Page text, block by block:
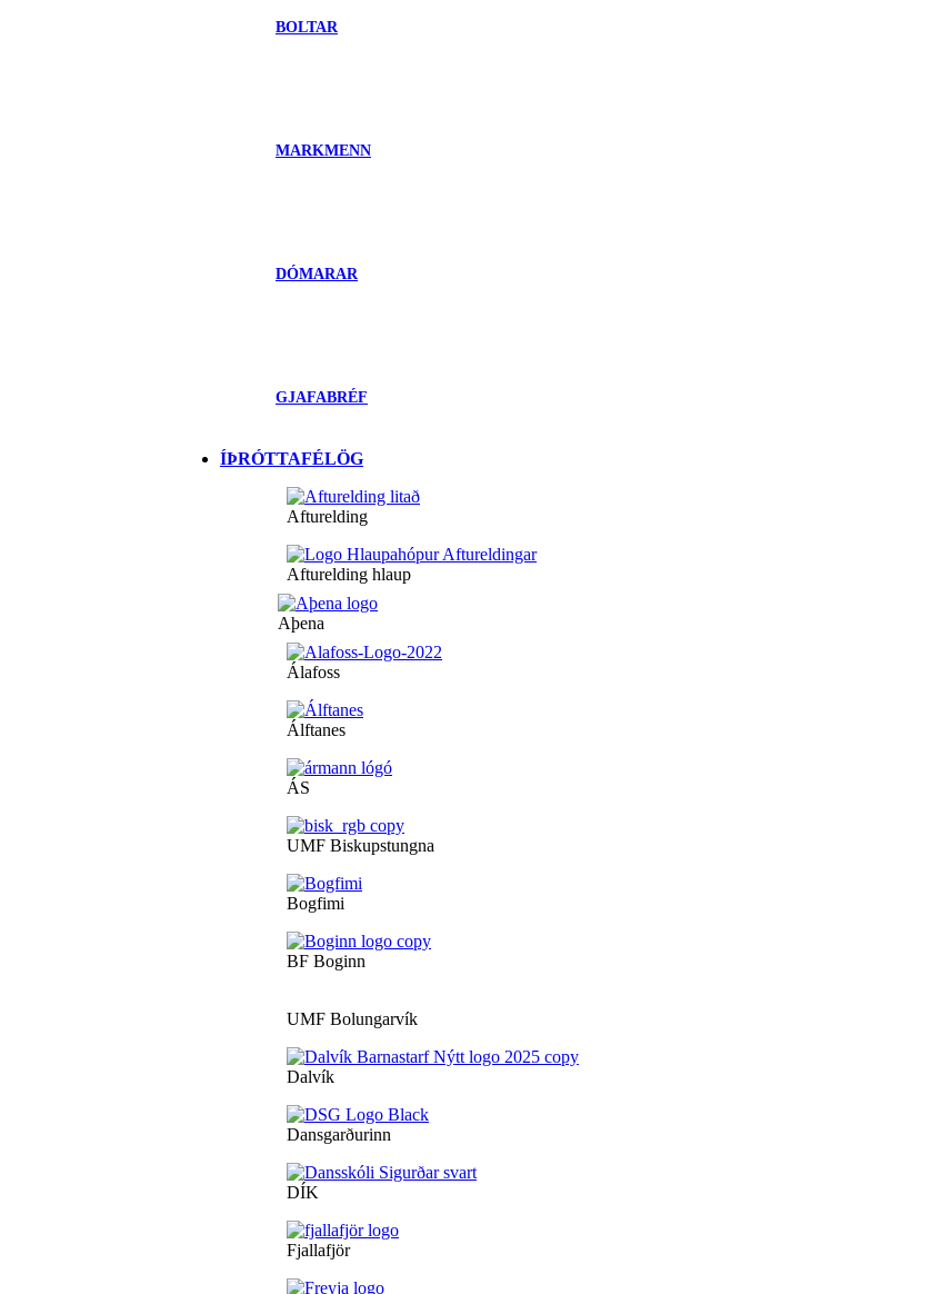
BOLTAR
MARKMENN
DÓMARAR
GJAFABRÉF
ÍÞRÓTTAFÉLÖG
Afturelding
Afturelding hlaup
Aþena
Álafoss
Álftanes
ÁS
UMF Biskupstungna
Bogfimi
BF Boginn
UMF Bolungarvík
Dalvík
Dansgarðurinn
DÍK
Fjallafjör